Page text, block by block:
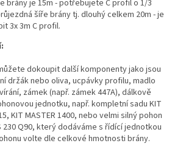
brány je 15m - potřebujete C profil o 1/3
šíře brány tj. dlouhý celkem 20m - je
3x 3m C profil.
dokoupit další komponenty jako jsou
držák nebo oliva, ucpávky profilu, madlo
zámek (např. zámek 447A), dálkově
jednotku, např. kompletní sadu KIT
KIT MASTER 1400, nebo velmi silný pohon
230 Q90, který dodáváme s řídící jednotkou
volte dle celkové hmotnosti brány.